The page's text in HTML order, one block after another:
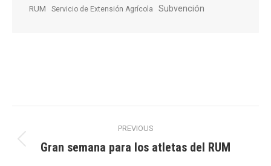
RUM Servicio de Extensión Agrícola Subvención
navigation
PREVIOUS
Previous
Gran semana para los atletas del RUM